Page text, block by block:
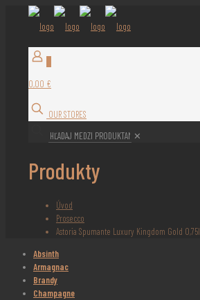
0,00 €
OUR STORES
✕
Produkty
Úvod
Prosecco
Astoria Spumante Luxury Kingdom Gold 0,75l
Absinth
Armagnac
Brandy
Champagne